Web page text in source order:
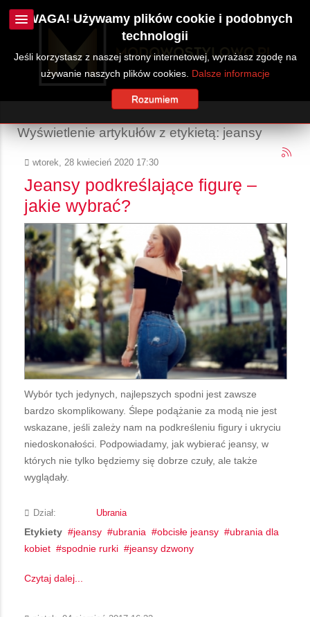
Wyświetlenie artykułów z etykietą: jeansy
wtorek, 28 kwiecień 2020 17:30
Jeansy podkreślające figurę –
jakie wybrać?
Wybór tych jedynych, najlepszych spodni jest zawsze
bardzo skomplikowany. Ślepe podążanie za modą nie jest
wskazane, jeśli zależy nam na podkreśleniu figury i ukryciu
niedoskonałości. Podpowiadamy, jak wybierać jeansy, w
których nie tylko będziemy się dobrze czuły, ale także
wyglądały.
Dział: Ubrania
Etykiety jeansy ubrania obcisłe jeansy
ubrania dla
kobiet
spodnie rurki jeansy dzwony
Czytaj dalej...
UWAGA! Używamy plików cookie i podobnych
technologii
Jeśli korzystasz z naszej strony internetowej, wyrażasz zgodę na
używanie naszych plików cookies. Dalsze informacje
Rozumiem